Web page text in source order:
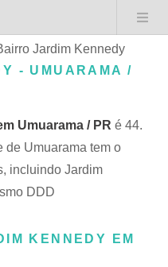
Jardim Kennedy
- UMUARAMA /
Umuarama / PR é 44.
de Umuarama tem o
incluindo Jardim
DDD
KENNEDY EM